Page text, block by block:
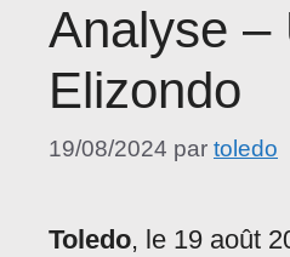
Analyse –
Elizondo
19/08/2024 par toledo
Toledo, le 19 août